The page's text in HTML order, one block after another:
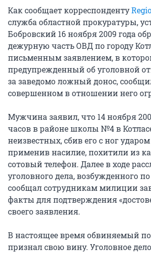
Как сообщает корреспонденту
служба областной прокуратуры,
Бобровский 16 ноября 2009 года
дежурную часть ОВД по городу
письменным заявлением, в
предупрежденный об уголовной
за заведомо ложный донос,
совершенном в отношении него
Мужчина заявил, что 14 ноября
часов в районе школы №4 в
неизвестных, сбив его с ног
применив насилие, похитили из
сотовый телефон. Далее в ходе
уголовного дела, возбужденного
сообщал сотрудникам милиции
факты для подтверждения
своего заявления.
В настоящее время обвиняемый
признал свою вину. Уголовное